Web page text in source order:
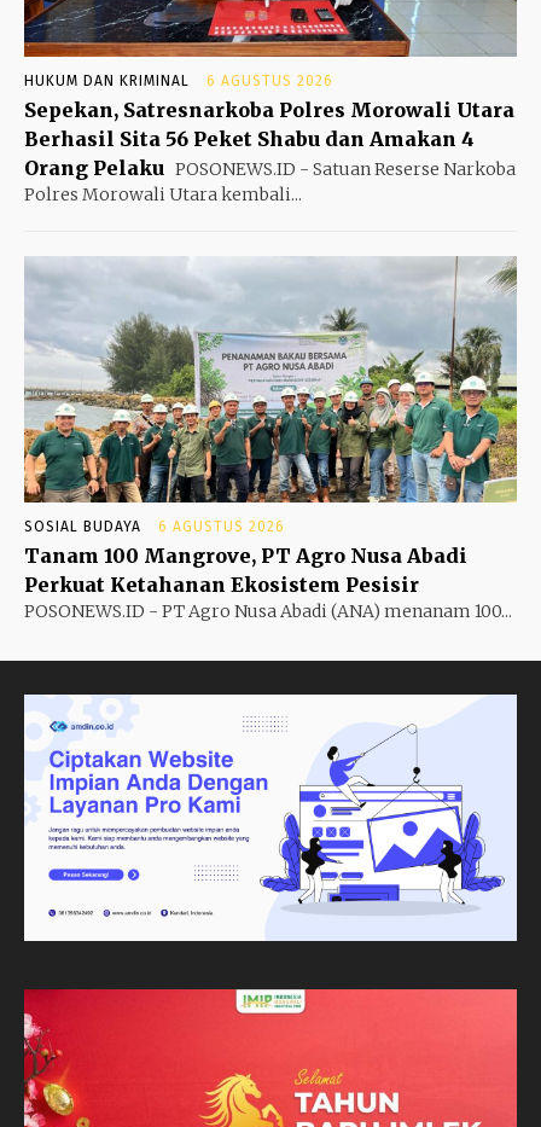
HUKUM DAN KRIMINAL 6 AGUSTUS 2026
Sepekan, Satresnarkoba Polres Morowali Utara
Berhasil Sita 56 Peket Shabu dan Amakan 4
Orang Pelaku POSONEWS.ID - Satuan Reserse Narkoba
Polres Morowali Utara kembali...
SOSIAL BUDAYA 6 AGUSTUS 2026
Tanam 100 Mangrove, PT Agro Nusa Abadi
Perkuat Ketahanan Ekosistem Pesisir
POSONEWS.ID - PT Agro Nusa Abadi (ANA) menanam 100...